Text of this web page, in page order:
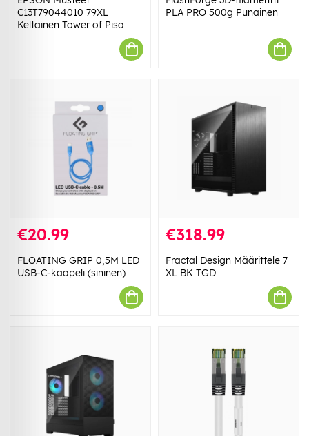
C13T79044010 79XL
Keltainen Tower of Pisa
PLA PRO 500g Punainen
€20.99
FLOATING GRIP 0,5M LED
USB-C-kaapeli (sininen)
€318.99
Fractal Design Määrittele 7
XL BK TGD